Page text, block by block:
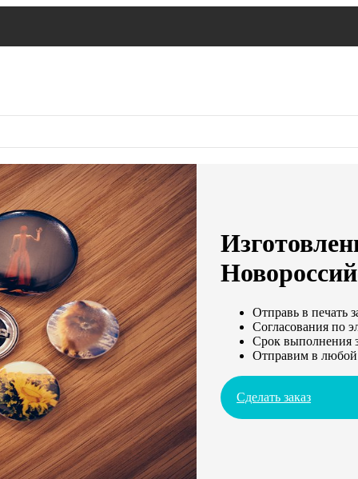
Отправь в печать
Согласования по
Срок выполнения
Отправим в
Сделать заказ